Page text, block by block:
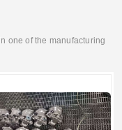
one of the manufacturing